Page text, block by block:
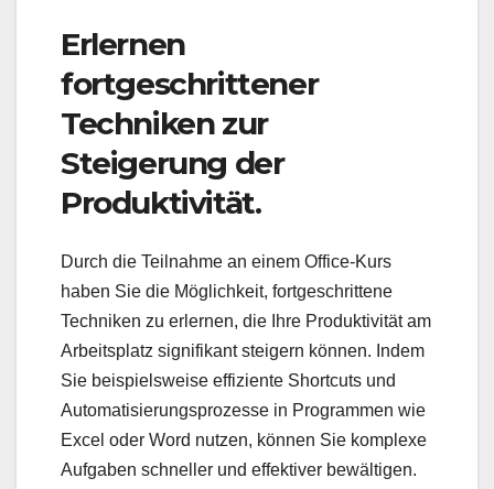
Erlernen
fortgeschrittener
Techniken zur
Steigerung der
Produktivität.
Durch die Teilnahme an einem Office-Kurs
haben Sie die Möglichkeit, fortgeschrittene
Techniken zu erlernen, die Ihre Produktivität am
Arbeitsplatz signifikant steigern können. Indem
Sie beispielsweise effiziente Shortcuts und
Automatisierungsprozesse in Programmen wie
Excel oder Word nutzen, können Sie komplexe
Aufgaben schneller und effektiver bewältigen.